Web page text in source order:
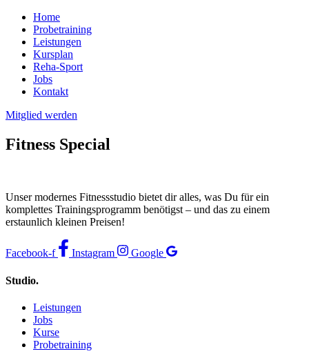
Home
Probetraining
Leistungen
Kursplan
Reha-Sport
Jobs
Kontakt
Mitglied werden
Fitness Special
Unser modernes Fitnessstudio bietet dir alles, was Du für ein
komplettes Trainingsprogramm benötigst – und das zu einem
erstaunlich kleinen Preisen!
Facebook-f Instagram Google
Studio.
Leistungen
Jobs
Kurse
Probetraining